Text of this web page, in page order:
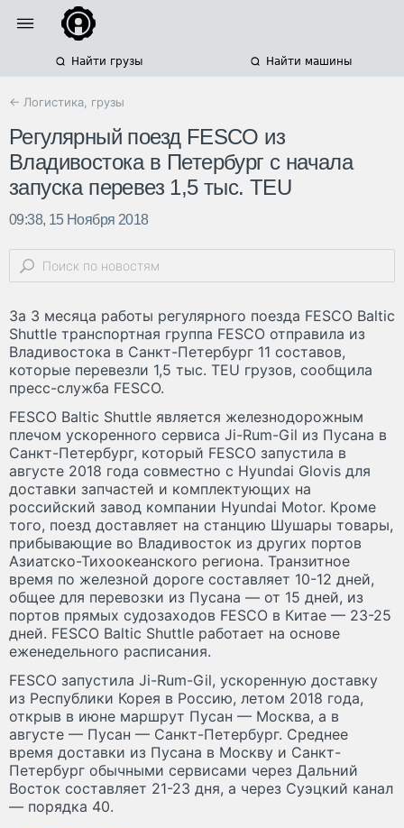
Найти грузы Найти машины
← Логистика, грузы
Регулярный поезд FESCO из
Владивостока в Петербург с начала
запуска перевез 1,5 тыс. TEU
09:38, 15 Ноября 2018
За 3 месяца работы регулярного поезда FESCO Baltic
Shuttle транспортная группа FESCO отправила из
Владивостока в Санкт-Петербург 11 составов,
которые перевезли 1,5 тыс. TEU грузов, сообщила
пресс-служба FESCO.
FESCO Baltic Shuttle является железнодорожным
плечом ускоренного сервиса Ji-Rum-Gil из Пусана в
Санкт-Петербург, который FESCO запустила в
августе 2018 года совместно с Hyundai Glovis для
доставки запчастей и комплектующих на
российский завод компании Hyundai Motor. Кроме
того, поезд доставляет на станцию Шушары товары,
прибывающие во Владивосток из других портов
Азиатско-Тихоокеанского региона. Транзитное
время по железной дороге составляет 10-12 дней,
общее для перевозки из Пусана — от 15 дней, из
портов прямых судозаходов FESCO в Китае — 23-25
дней. FESCO Baltic Shuttle работает на основе
еженедельного расписания.
FESCO запустила Ji-Rum-Gil, ускоренную доставку
из Республики Корея в Россию, летом 2018 года,
открыв в июне маршрут Пусан — Москва, а в
августе — Пусан — Санкт-Петербург. Среднее
время доставки из Пусана в Москву и Санкт-
Петербург обычными сервисами через Дальний
Восток составляет 21-23 дня, а через Суэцкий канал
— порядка 40.